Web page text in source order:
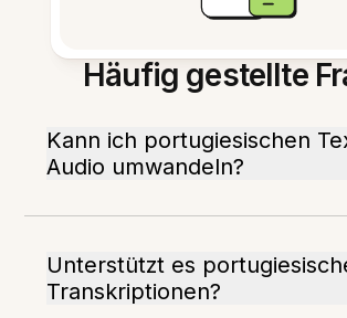
Häufig gestellte
Kann ich portugiesischen
Audio umwandeln?
Unterstützt es
Transkriptionen?